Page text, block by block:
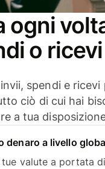
ogni
o ricevi
spendi e ricevi
ciò di cui hai
a tua
denaro a livello
valute a portata